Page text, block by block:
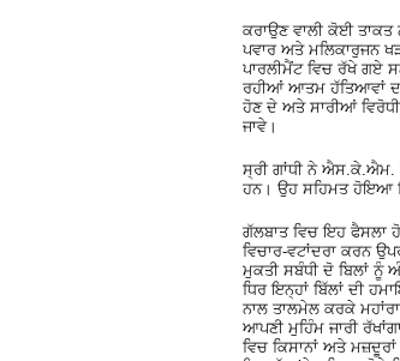
ਕਰਾਉਣ ਵਾਲੀ ਕੋਈ
ਪਵਾਰ ਅਤੇ ਮਲਿਕਾਰੁਜਨ
ਪਾਰਲੀਮੈਂਟ ਵਿਚ ਰੱਖੇ ਗਏ
ਰਹੀਆਂ ਆਤਮ ਹੱਤਿਆਵਾਂ
ਹੋਣ ਦੇ ਅਤੇ ਸਾਰੀਆਂ
ਜਾਵੇ।
ਸ੍ਰੀ ਗਾਂਧੀ ਨੇ ਐਸ.ਕੇ.ਐਮ.
ਹਨ। ਉਹ ਸਹਿਮਤ ਹੋਇਆ
ਗੱਲਬਾਤ ਵਿਚ ਇਹ ਫੈਸਲਾ
ਵਿਚਾਰ-ਵਟਾਂਦਰਾ ਕਰਨ
ਮੁਕਤੀ ਸਬੰਧੀ ਦੋ ਬਿਲਾਂ ਨੂੰ
ਧਿਰ ਇਨ੍ਹਾਂ ਬਿੱਲਾਂ ਦੀ
ਨਾਲ ਤਾਲਮੇਲ ਕਰਕੇ
ਆਪਣੀ ਮੁਹਿੰਮ ਜਾਰੀ
ਵਿਚ ਕਿਸਾਨਾਂ ਅਤੇ